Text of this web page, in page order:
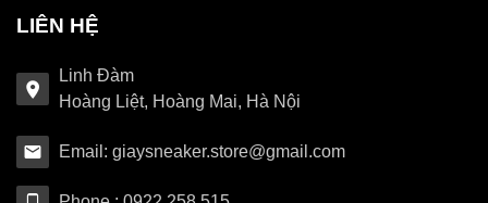
LIÊN HỆ
Linh Đàm
Hoàng Liệt, Hoàng Mai, Hà Nội
Email: giaysneaker.store@gmail.com